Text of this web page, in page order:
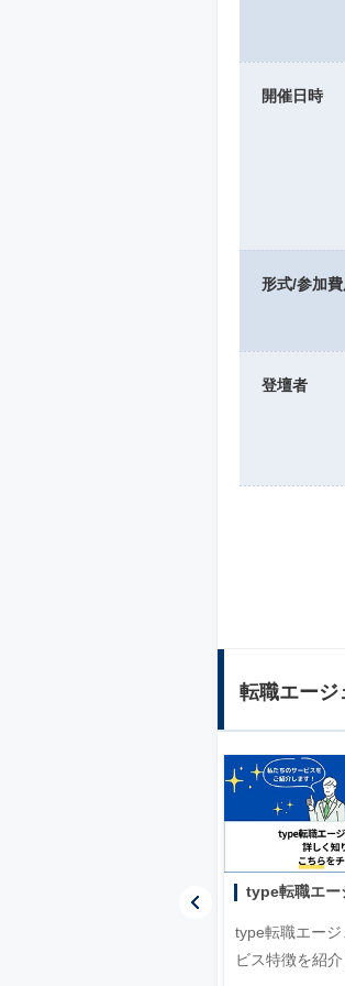
開催日時
形式/参加費
登壇者
転職エージ
type転職エー
type転職エー
ビス特徴を紹